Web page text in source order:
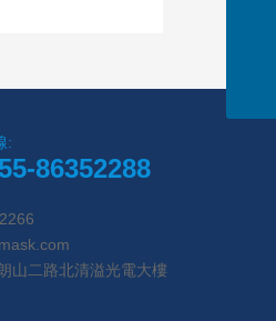
:
86352288
山二路北清溢光電大樓